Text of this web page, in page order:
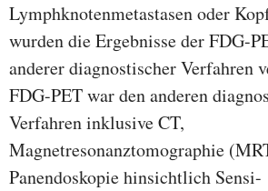
Lymphknotenmetastasen oder
wurden die Ergebnisse der FDG-
anderer diagnostischer Verfahren
FDG-PET war den anderen
Verfahren inklusive CT,
Magnetresonanztomographie
Panendoskopie hinsichtlich Sensi-